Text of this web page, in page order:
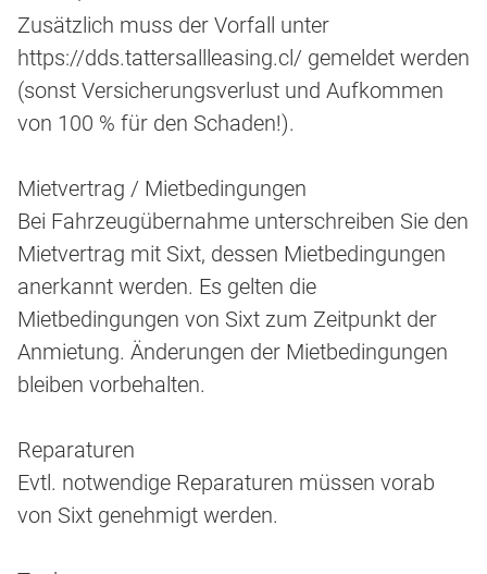
Zusätzlich muss der Vorfall unter
https://dds.tattersallleasing.cl/ gemeldet werden
(sonst Versicherungsverlust und Aufkommen
von 100 % für den Schaden!).
Mietvertrag / Mietbedingungen
Bei Fahrzeugübernahme unterschreiben Sie den
Mietvertrag mit Sixt, dessen Mietbedingungen
anerkannt werden. Es gelten die
Mietbedingungen von Sixt zum Zeitpunkt der
Anmietung. Änderungen der Mietbedingungen
bleiben vorbehalten.
Reparaturen
Evtl. notwendige Reparaturen müssen vorab
von Sixt genehmigt werden.